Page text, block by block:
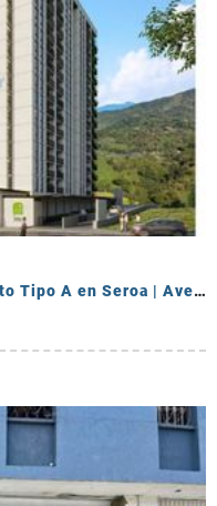
Cesión de Derechos – Apartamento Tipo A en Seroa | Avenida Centenario